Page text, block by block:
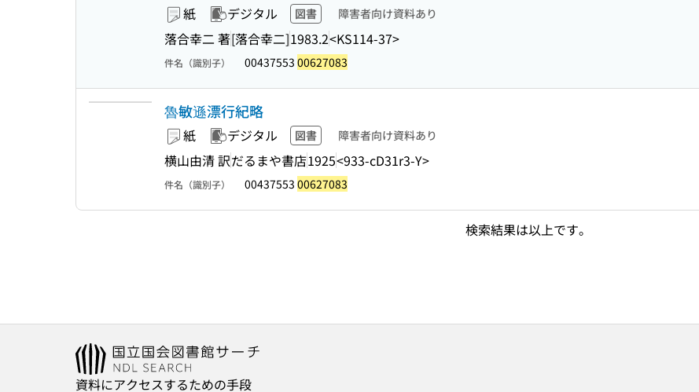
紙 デジタル 図書 障害者向け資料あり
落合幸二 著[落合幸二]1983.2<KS114-37>
件名（識別子） 00437553 00627083
魯敏遜漂行紀略
紙 デジタル 図書 障害者向け資料あり
横山由清 訳だるまや書店1925<933-cD31r3-Y>
件名（識別子） 00437553 00627083
検索結果は以上です。
資料にアクセスするための手段